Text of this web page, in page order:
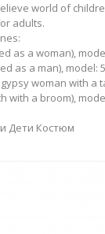
world of
adults.
as a woman),
as a man), model:
woman with a
with a broom),
Дети Костюм